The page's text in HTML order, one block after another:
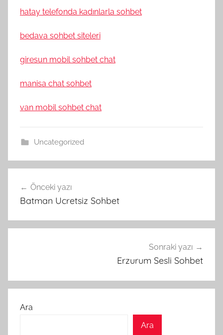
hatay telefonda kadınlarla sohbet
bedava sohbet siteleri
giresun mobil sohbet chat
manisa chat sohbet
van mobil sohbet chat
Uncategorized
gezinmesi
Önceki yazı
Batman Ucretsiz Sohbet
Sonraki yazı
Erzurum Sesli Sohbet
Ara
Ara